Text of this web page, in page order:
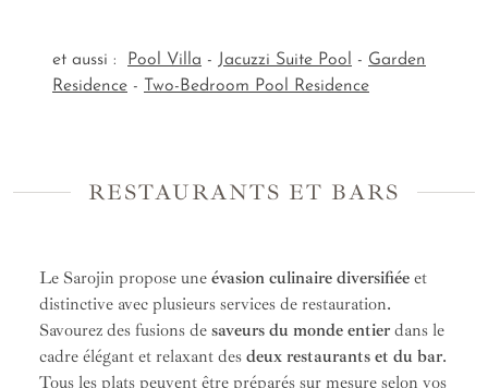
et aussi : Pool Villa - Jacuzzi Suite Pool - Garden
Residence - Two-Bedroom Pool Residence
RESTAURANTS ET BARS
Le Sarojin propose une évasion culinaire diversifiée et
distinctive avec plusieurs services de restauration.
Savourez des fusions de saveurs du monde entier dans le
cadre élégant et relaxant des deux restaurants et du bar.
Tous les plats peuvent être préparés sur mesure selon vos